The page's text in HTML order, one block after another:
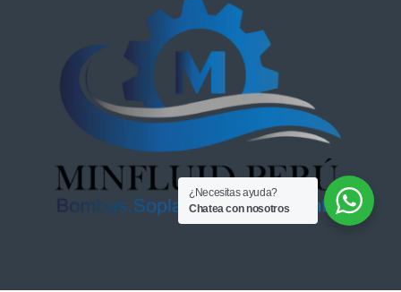
¿Necesitas ayuda?
Chatea con nosotros